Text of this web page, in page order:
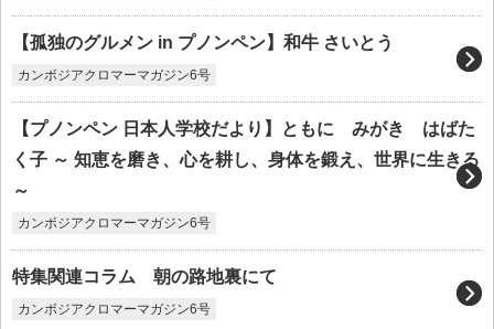
【孤独のグルメン in プノンペン】和牛 さいとう
カンボジアクロマーマガジン6号
【プノンペン 日本人学校だより】ともに みがき はばた
く子 ～ 知恵を磨き、心を耕し、身体を鍛え、世界に生きる
～
カンボジアクロマーマガジン6号
特集関連コラム 朝の路地裏にて
カンボジアクロマーマガジン6号